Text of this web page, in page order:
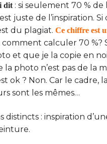
dit: si seulement 70 % de
juste de l’inspiration.
du plagiat. Ce chiffre est
comment calculer 70 %?
et que je la copie en
la photo n’est pas de la
ok ? Non. Car le cadre,
sont les mêmes…
distincts : inspiration